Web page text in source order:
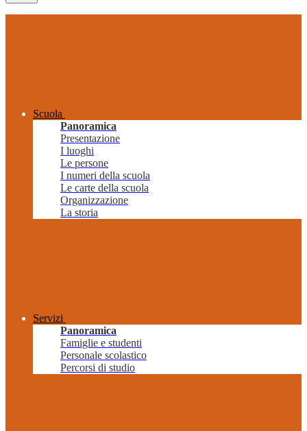
Scuola
Panoramica
Presentazione
I luoghi
Le persone
I numeri della scuola
Le carte della scuola
Organizzazione
La storia
Servizi
Panoramica
Famiglie e studenti
Personale scolastico
Percorsi di studio